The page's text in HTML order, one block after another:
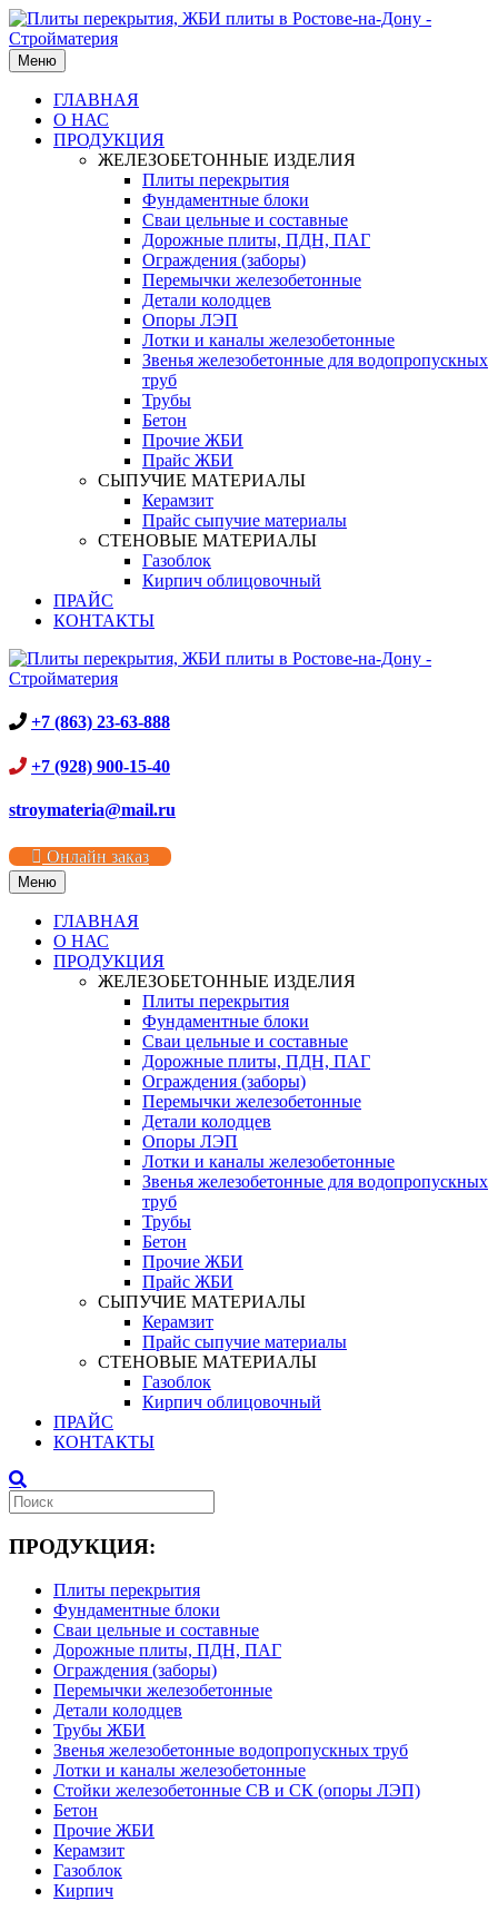
Меню
ГЛАВНАЯ
О НАС
ПРОДУКЦИЯ
ЖЕЛЕЗОБЕТОННЫЕ ИЗДЕЛИЯ
Плиты перекрытия
Фундаментные блоки
Сваи цельные и составные
Дорожные плиты, ПДН, ПАГ
Ограждения (заборы)
Перемычки железобетонные
Детали колодцев
Опоры ЛЭП
Лотки и каналы железобетонные
Звенья железобетонные для водопропускных
труб
Трубы
Бетон
Прочие ЖБИ
Прайс ЖБИ
СЫПУЧИЕ МАТЕРИАЛЫ
Керамзит
Прайс сыпучие материалы
СТЕНОВЫЕ МАТЕРИАЛЫ
Газоблок
Кирпич облицовочный
ПРАЙС
КОНТАКТЫ
+7 (863) 23-63-888
+7 (928) 900-15-40
stroymateria@mail.ru
Онлайн заказ
Меню
ГЛАВНАЯ
О НАС
ПРОДУКЦИЯ
ЖЕЛЕЗОБЕТОННЫЕ ИЗДЕЛИЯ
Плиты перекрытия
Фундаментные блоки
Сваи цельные и составные
Дорожные плиты, ПДН, ПАГ
Ограждения (заборы)
Перемычки железобетонные
Детали колодцев
Опоры ЛЭП
Лотки и каналы железобетонные
Звенья железобетонные для водопропускных
труб
Трубы
Бетон
Прочие ЖБИ
Прайс ЖБИ
СЫПУЧИЕ МАТЕРИАЛЫ
Керамзит
Прайс сыпучие материалы
СТЕНОВЫЕ МАТЕРИАЛЫ
Газоблок
Кирпич облицовочный
ПРАЙС
КОНТАКТЫ
ПРОДУКЦИЯ:
Плиты перекрытия
Фундаментные блоки
Сваи цельные и составные
Дорожные плиты, ПДН, ПАГ
Ограждения (заборы)
Перемычки железобетонные
Детали колодцев
Трубы ЖБИ
Звенья железобетонные водопропускных труб
Лотки и каналы железобетонные
Стойки железобетонные СВ и СК (опоры ЛЭП)
Бетон
Прочие ЖБИ
Керамзит
Газоблок
Кирпич